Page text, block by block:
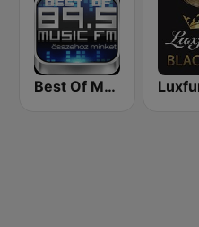
Best Of Music Fm